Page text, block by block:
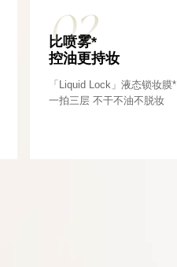
02
比喷雾*
控油更持妆
「Liquid Lock」液态锁妆膜*
一拍三层 不干不油不脱妆